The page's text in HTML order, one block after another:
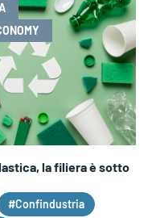
la filiera è sotto
#Confindustria